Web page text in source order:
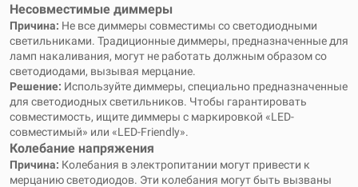
Несовместимые диммеры
Причина: Не все диммеры совместимы со светодиодными
светильниками. Традиционные диммеры, предназначенные для
ламп накаливания, могут не работать должным образом со
светодиодами, вызывая мерцание.
Решение: Используйте диммеры, специально предназначенные
для светодиодных светильников. Чтобы гарантировать
совместимость, ищите диммеры с маркировкой «LED-
совместимый» или «LED-Friendly».
Колебание напряжения
Причина: Колебания в электропитании могут привести к
мерцанию светодиодов. Эти колебания могут быть вызваны